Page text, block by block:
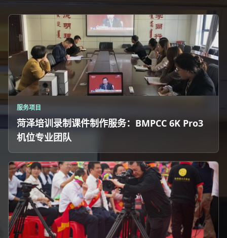
服务项目
菏泽培训录制课件制作服务：BMPCC 6K Pro3
机位专业团队